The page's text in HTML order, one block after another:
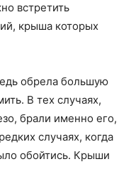
встретить
крыша которых
обрела большую
В тех случаях,
брали именно его,
случаях, когда
обойтись. Крыши